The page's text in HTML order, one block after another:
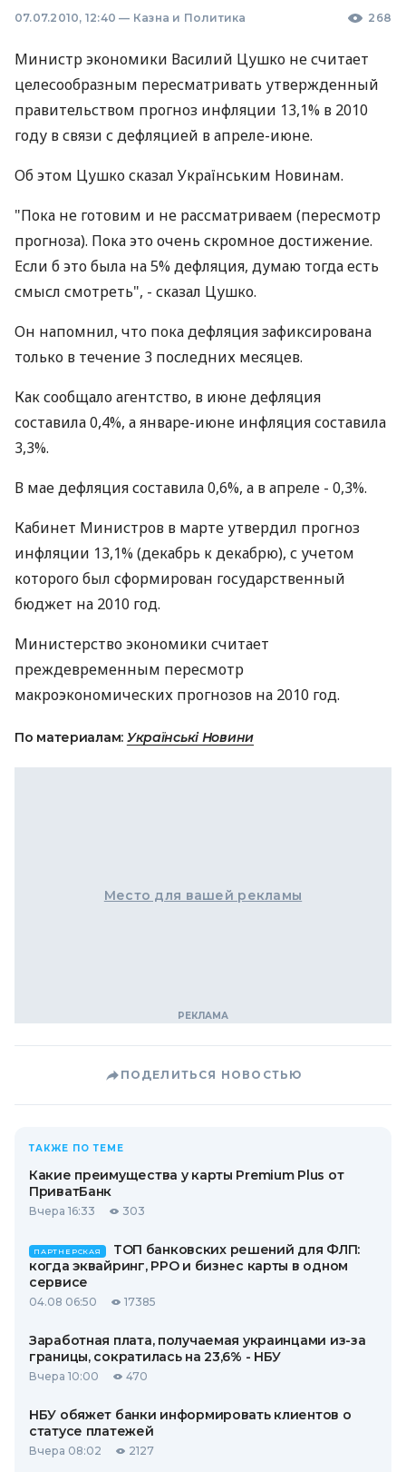
07.07.2010, 12:40 — Казна и Политика 268
Министр экономики Василий Цушко не считает
целесообразным пересматривать утвержденный
правительством прогноз инфляции 13,1% в 2010
году в связи с дефляцией в апреле-июне.
Об этом Цушко сказал Українським Новинам.
"Пока не готовим и не рассматриваем (пересмотр
прогноза). Пока это очень скромное достижение.
Если б это была на 5% дефляция, думаю тогда есть
смысл смотреть", - сказал Цушко.
Он напомнил, что пока дефляция зафиксирована
только в течение 3 последних месяцев.
Как сообщало агентство, в июне дефляция
составила 0,4%, а январе-июне инфляция составила
3,3%.
В мае дефляция составила 0,6%, а в апреле - 0,3%.
Кабинет Министров в марте утвердил прогноз
инфляции 13,1% (декабрь к декабрю), с учетом
которого был сформирован государственный
бюджет на 2010 год.
Министерство экономики считает
преждевременным пересмотр
макроэкономических прогнозов на 2010 год.
По материалам: Українські Новини
Место для вашей рекламы
ПОДЕЛИТЬСЯ НОВОСТЬЮ
ТАКЖЕ ПО ТЕМЕ
Какие преимущества у карты Premium Plus от
ПриватБанк
Вчера 16:33 303
ПАРТНЕРСКАЯ
ТОП банковских решений для ФЛП:
когда эквайринг, РРО и бизнес карты в одном
сервисе
04.08 06:50 17385
Заработная плата, получаемая украинцами из-за
границы, сократилась на 23,6% - НБУ
Вчера 10:00 470
НБУ обяжет банки информировать клиентов о
статусе платежей
Вчера 08:02 2127